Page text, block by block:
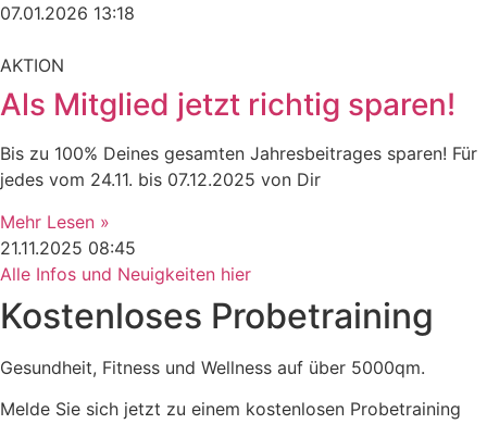
07.01.2026 13:18
AKTION
Als Mitglied jetzt richtig sparen!
Bis zu 100% Deines gesamten Jahresbeitrages sparen! Für
jedes vom 24.11. bis 07.12.2025 von Dir
Mehr Lesen »
21.11.2025 08:45
Alle Infos und Neuigkeiten hier
Kostenloses Probetraining
Gesundheit, Fitness und Wellness auf über 5000qm.
Melde Sie sich jetzt zu einem kostenlosen Probetraining